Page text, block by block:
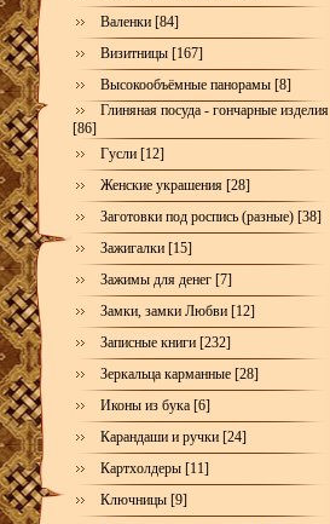
Валенки [84]
Визитницы [167]
Высокообъёмные панорамы [8]
Глиняная посуда - гончарные изделия
[86]
Гусли [12]
Женские украшения [28]
Заготовки под роспись (разные) [38]
Зажигалки [15]
Зажимы для денег [7]
Замки, замки Любви [12]
Записные книги [232]
Зеркальца карманные [28]
Иконы из бука [6]
Карандаши и ручки [24]
Картхолдеры [11]
Ключницы [9]